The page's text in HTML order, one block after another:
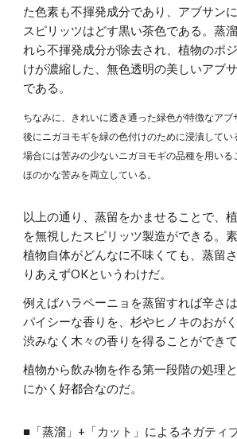
た色素も不揮発成分であり、アブサン
スピリッツはどす黒い茶色である。蒸
れら不揮発成分が除去され、植物のポ
けが濃縮した、無色透明の美しいアブ
である。
ちなみに、きれいに透き通った緑色が特徴なアブ
後にニガヨモギを緑の色付けのために浸漬して
場合には苦みの少ないニガヨモギの品種を用いる
ほのかな苦みを両立している。
以上の通り、蒸留をかませることで、
を無視したスピリッツ製造ができる。
植物自体がどんなに不味くても、蒸留
りあえずOKというわけだ。
例えばハラペーニョを蒸留すれば辛さ
パイシーな香りを、杉やヒノキのおが
渋みなく木々の香りを得ることができて
植物から飲み物を作る第一段階の処理
にかく好都合なのだ。
■ 「蒸溜」+「カット」によるネガティ